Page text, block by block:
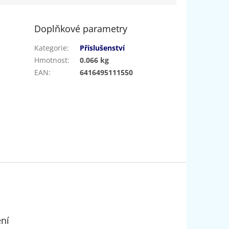
Doplňkové parametry
Kategorie:
Příslušenství
Hmotnost:
0.066 kg
EAN: 6416495111550